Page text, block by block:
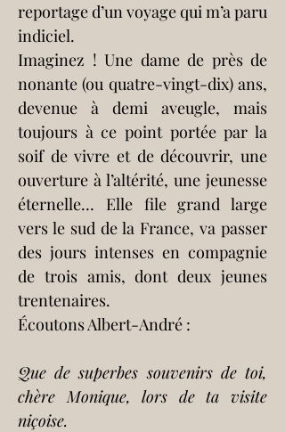
reportage d’un voyage qui m’a paru
indiciel.
Imaginez ! Une dame de près de
nonante (ou quatre-vingt-dix) ans,
devenue à demi aveugle, mais
toujours à ce point portée par la
soif de vivre et de découvrir, une
ouverture à l’altérité, une jeunesse
éternelle… Elle file grand large
vers le sud de la France, va passer
des jours intenses en compagnie
de trois amis, dont deux jeunes
trentenaires.
Écoutons Albert-André :
Que de superbes souvenirs de toi,
chère Monique, lors de ta visite
niçoise.